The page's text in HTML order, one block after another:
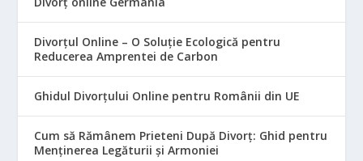
Divorțul Online – O Soluție Ecologică pentru
Reducerea Amprentei de Carbon
Ghidul Divorțului Online pentru Românii din UE
Cum să Rămânem Prieteni După Divorț: Ghid pentru
Menținerea Legăturii și Armoniei